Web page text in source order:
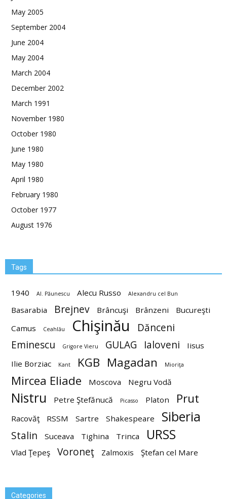
May 2005
September 2004
June 2004
May 2004
March 2004
December 2002
March 1991
November 1980
October 1980
June 1980
May 1980
April 1980
February 1980
October 1977
August 1976
Tags
1940 Al. Păunescu Alecu Russo Alexandru cel Bun
Basarabia Brejnev Brâncuşi Brânzeni
Bucureşti
Camus
Ceahlău Chişinău
Dănceni
Eminescu
Grigore Vieru GULAG Ialoveni
Iisus
Ilie Borziac
Kant KGB Magadan Mioriţa
Mircea Eliade Moscova Negru Vodă
Nistru Petre Ştefănucă Picasso Platon Prut
Racovăţ RSSM Sartre Shakespeare Siberia
Stalin Suceava Tighina Trinca URSS
Vlad Ţepeş Voroneţ Zalmoxis Ştefan cel Mare
Categories